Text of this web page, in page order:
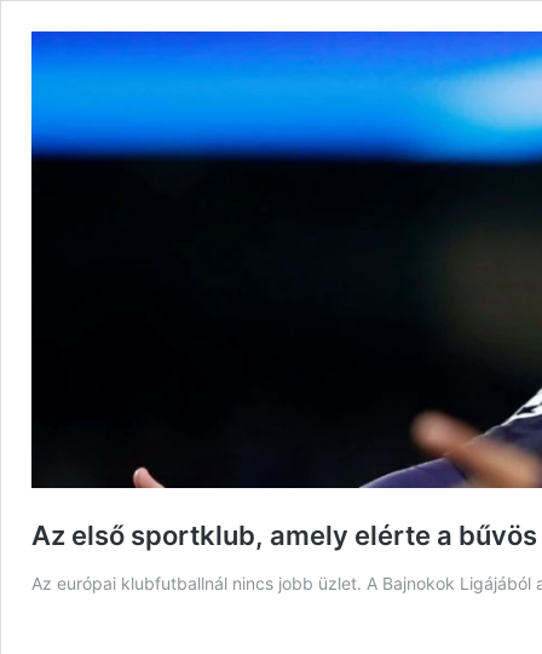
Az első sportklub, amely elérte a
Az európai klubfutballnál nincs jobb üzlet. A Bajnokok